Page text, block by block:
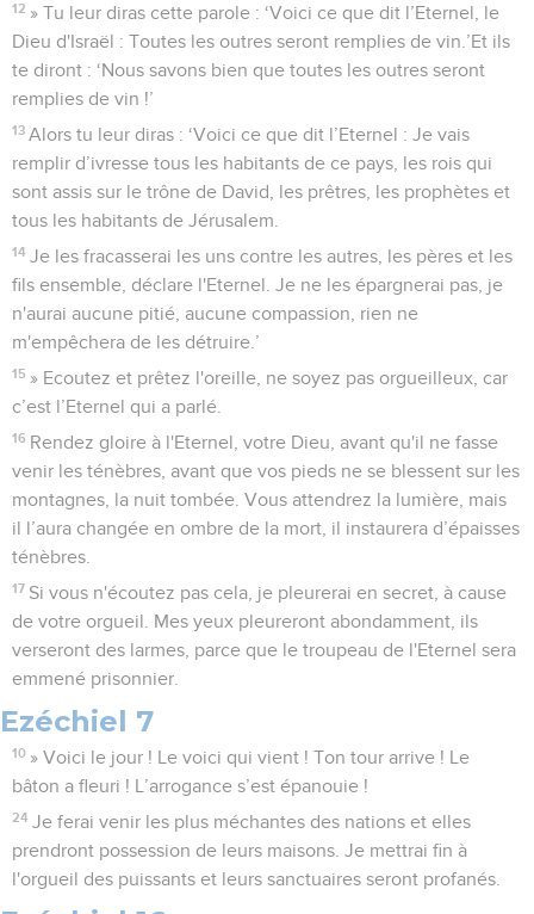
12 » Tu leur diras cette parole : ‘Voici ce que dit l’Eternel, le
Dieu d'Israël : Toutes les outres seront remplies de vin.’Et ils
te diront : ‘Nous savons bien que toutes les outres seront
remplies de vin !’
13 Alors tu leur diras : ‘Voici ce que dit l’Eternel : Je vais
remplir d’ivresse tous les habitants de ce pays, les rois qui
sont assis sur le trône de David, les prêtres, les prophètes et
tous les habitants de Jérusalem.
14 Je les fracasserai les uns contre les autres, les pères et les
fils ensemble, déclare l'Eternel. Je ne les épargnerai pas, je
n'aurai aucune pitié, aucune compassion, rien ne
m'empêchera de les détruire.’
15 » Ecoutez et prêtez l'oreille, ne soyez pas orgueilleux, car
c’est l’Eternel qui a parlé.
16 Rendez gloire à l'Eternel, votre Dieu, avant qu'il ne fasse
venir les ténèbres, avant que vos pieds ne se blessent sur les
montagnes, la nuit tombée. Vous attendrez la lumière, mais
il l’aura changée en ombre de la mort, il instaurera d’épaisses
ténèbres.
17 Si vous n'écoutez pas cela, je pleurerai en secret, à cause
de votre orgueil. Mes yeux pleureront abondamment, ils
verseront des larmes, parce que le troupeau de l'Eternel sera
emmené prisonnier.
Ezéchiel 7
10 » Voici le jour ! Le voici qui vient ! Ton tour arrive ! Le
bâton a fleuri ! L’arrogance s’est épanouie !
24 Je ferai venir les plus méchantes des nations et elles
prendront possession de leurs maisons. Je mettrai fin à
l'orgueil des puissants et leurs sanctuaires seront profanés.